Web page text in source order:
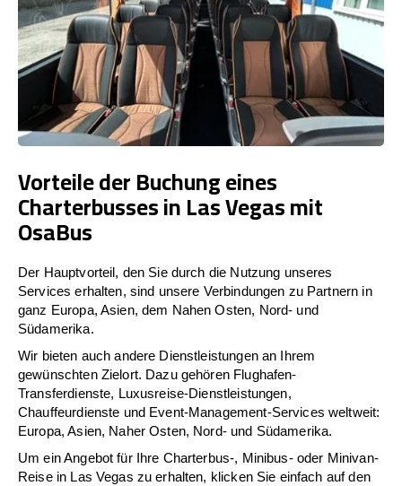
Vorteile der Buchung eines
Charterbusses in Las Vegas mit
OsaBus
Der Hauptvorteil, den Sie durch die Nutzung unseres
Services erhalten, sind unsere Verbindungen zu Partnern in
ganz Europa, Asien, dem Nahen Osten, Nord- und
Südamerika.
Wir bieten auch andere Dienstleistungen an Ihrem
gewünschten Zielort. Dazu gehören Flughafen-
Transferdienste, Luxusreise-Dienstleistungen,
Chauffeurdienste und Event-Management-Services weltweit:
Europa, Asien, Naher Osten, Nord- und Südamerika.
Um ein Angebot für Ihre Charterbus-, Minibus- oder Minivan-
Reise in Las Vegas zu erhalten, klicken Sie einfach auf den